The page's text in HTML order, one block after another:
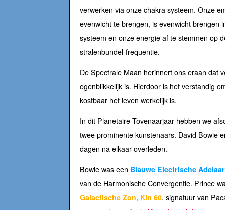
verwerken via onze chakra systeem. Onze
evenwicht te brengen, is evenwicht brengen
systeem en onze energie af te stemmen op
stralenbundel-frequentie.
De Spectrale Maan herinnert ons eraan dat
ogenblikkelijk is. Hierdoor is het verstandig
kostbaar het leven werkelijk is.
In dit Planetaire Tovenaarjaar hebben we
twee prominente kunstenaars. David Bowie
dagen na elkaar overleden.
Bowie was een Blauwe Electrische
van de Harmonische Convergentie. Prince
Galactische Zon, Kin 60, signatuur van